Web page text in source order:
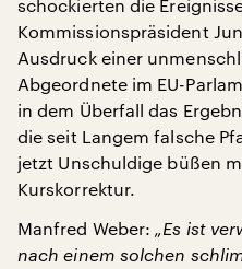
schockierten die
Kommissionspräsident
Ausdruck einer
Abgeordnete im EU-
in dem Überfall das
die seit Langem falsche
jetzt Unschuldige büßen
Kurskorrektur.
Manfred Weber: „Es ist
nach einem solchen